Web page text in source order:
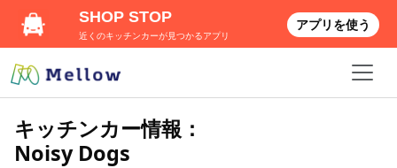
キッチンカー情報：
Noisy Dogs
SHOP STOP
近くのキッチンカーが見つかるアプリ
アプリを使う